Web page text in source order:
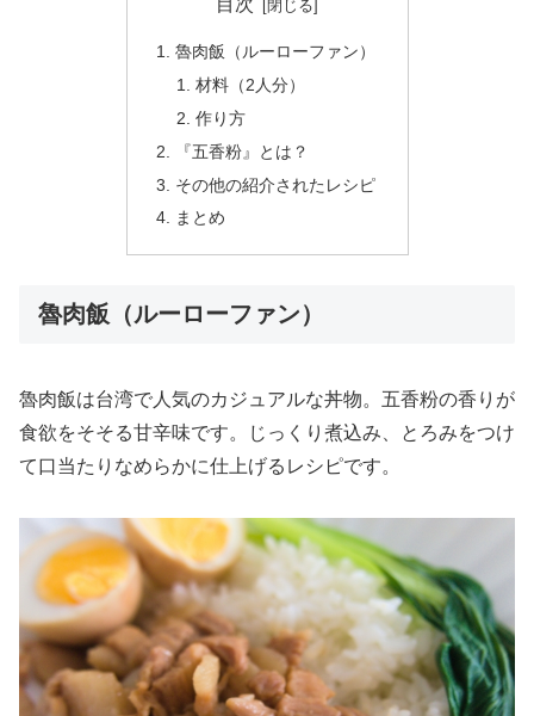
魯肉飯（ルーローファン）
材料（2人分）
作り方
『五香粉』とは？
その他の紹介されたレシピ
まとめ
魯肉飯（ルーローファン）
魯肉飯は台湾で人気のカジュアルな丼物。五香粉の香りが
食欲をそそる甘辛味です。じっくり煮込み、とろみをつけ
て口当たりなめらかに仕上げるレシピです。